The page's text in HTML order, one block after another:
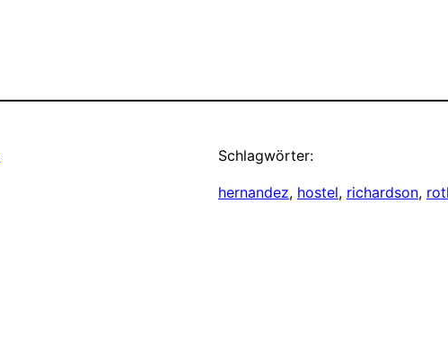
Schlagwörter:
hernandez, hostel, richardson,